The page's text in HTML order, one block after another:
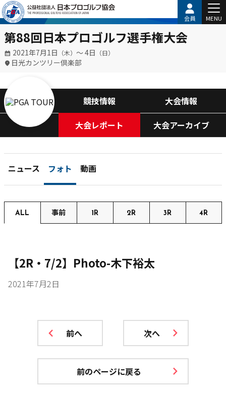
会員 MENU
第88回日本プロゴルフ選手権大会
2021年7月1日 （木） 〜 4日 （日）
日光カンツリー倶楽部
競技情報
大会情報
大会レポート
大会アーカイブ
ニュース フォト 動画
ALL 事前 1R 2R 3R 4R
【2R・7/2】Photo-木下裕太
2021年7月2日
前へ 次へ
前のページに戻る